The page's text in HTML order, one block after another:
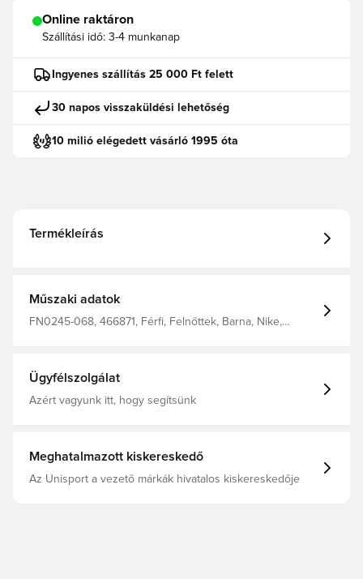
Online raktáron
Szállítási idő: 3-4 munkanap
Ingyenes szállítás 25 000 Ft felett
30 napos visszaküldési lehetőség
10 milió elégedett vásárló 1995 óta
Termékleírás
Műszaki adatok
FN0245-068, 466871, Férfi, Felnőttek, Barna, Nike,
Ügyfélszolgálat
Azért vagyunk itt, hogy segítsünk
Meghatalmazott kiskereskedő
Az Unisport a vezető márkák hivatalos kiskereskedője